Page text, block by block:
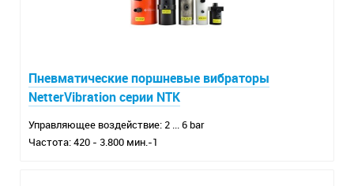
Пневматические поршневые вибраторы
NetterVibration серии NTK
Управляющее воздействие: 2 ... 6 bar
Частота: 420 - 3.800 мин.-1